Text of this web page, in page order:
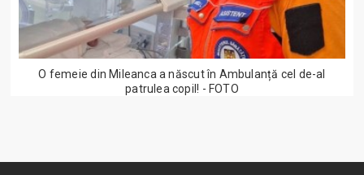
O femeie din Mileanca a născut în Ambulanță cel de-al
patrulea copil! - FOTO